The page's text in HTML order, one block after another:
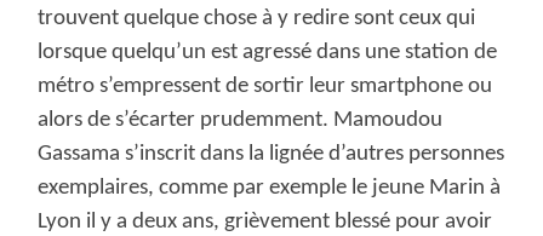
trouvent quelque chose à y redire sont ceux qui
lorsque quelqu’un est agressé dans une station de
métro s’empressent de sortir leur smartphone ou
alors de s’écarter prudemment. Mamoudou
Gassama s’inscrit dans la lignée d’autres personnes
exemplaires, comme par exemple le jeune Marin à
Lyon il y a deux ans, grièvement blessé pour avoir